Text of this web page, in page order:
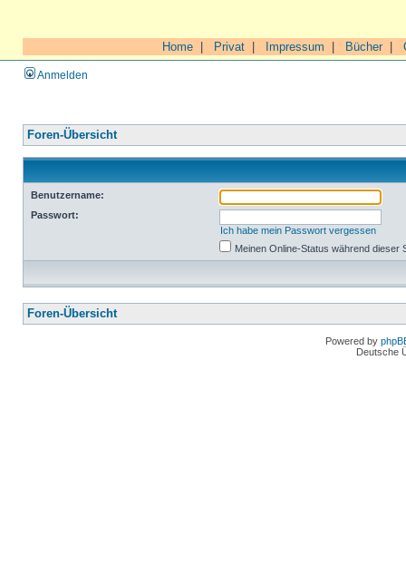
Home Privat Impressum Bücher|
Anmelden
Foren-Übersicht
Benutzername:
Passwort:
Ich habe mein Passwort vergessen
Meinen Online-Status während dieser
Foren-Übersicht
Powered by
Deutsche